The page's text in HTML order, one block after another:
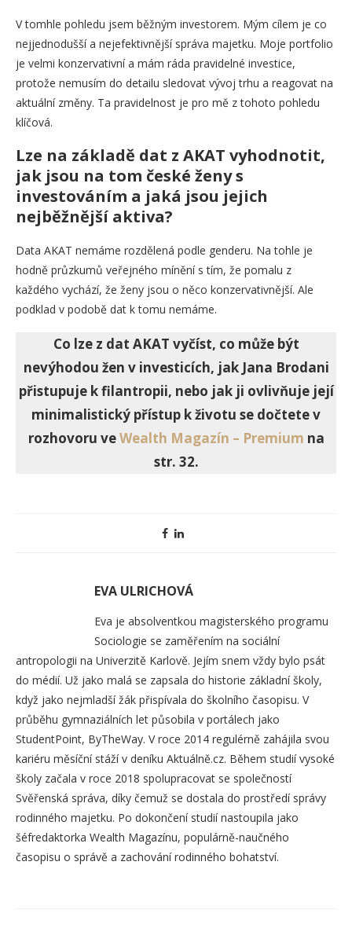
V tomhle pohledu jsem běžným investorem. Mým cílem je co
nejjednodušší a nejefektivnější správa majetku. Moje portfolio
je velmi konzervativní a mám ráda pravidelné investice,
protože nemusím do detailu sledovat vývoj trhu a reagovat na
aktuální změny. Ta pravidelnost je pro mě z tohoto pohledu
klíčová.
Lze na základě dat z AKAT vyhodnotit,
jak jsou na tom české ženy s
investováním a jaká jsou jejich
nejběžnější aktiva?
Data AKAT nemáme rozdělená podle genderu. Na tohle je
hodně průzkumů veřejného mínění s tím, že pomalu z
každého vychází, že ženy jsou o něco konzervativnější. Ale
podklad v podobě dat k tomu nemáme.
Co lze z dat AKAT vyčíst, co může být
nevýhodou žen v investicích, jak Jana Brodani
přistupuje k filantropii, nebo jak ji ovlivňuje její
minimalistický přístup k životu se dočtete v
rozhovoru veWealth Magazín – Premium na
str. 32.
EVA ULRICHOVÁ
Eva je absolventkou magisterského programu
Sociologie se zaměřením na sociální
antropologii na Univerzitě Karlově. Jejím snem vždy bylo psát
do médií. Už jako malá se zapsala do historie základní školy,
když jako nejmladší žák přispívala do školního časopisu. V
průběhu gymnaziálních let působila v portálech jako
StudentPoint, ByTheWay. V roce 2014 regulérně zahájila svou
kariéru měsíční stáží v deníku Aktuálně.cz. Během studií vysoké
školy začala v roce 2018 spolupracovat se společností
Svěřenská správa, díky čemuž se dostala do prostředí správy
rodinného majetku. Po dokončení studií nastoupila jako
šéfredaktorka Wealth Magazínu, populárně-naučného
časopisu o správě a zachování rodinného bohatství.